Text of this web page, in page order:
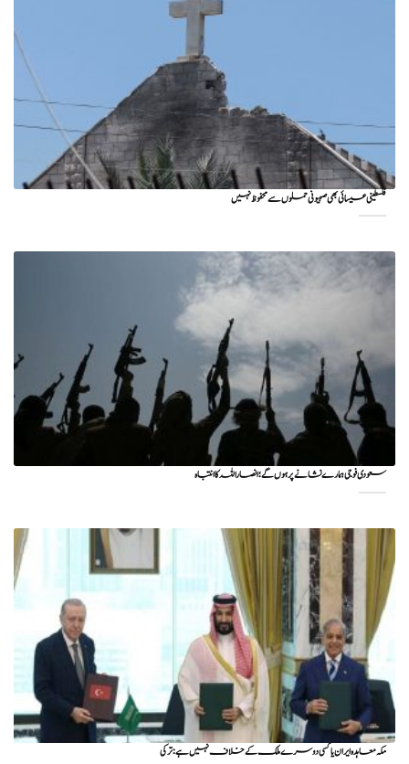
فلسطینی عیسائی بھی صہیونی حملوں سے محفوظ نہیں
سعودی فوجی ہمارے نشانے پر ہوں گے؛ انصاراللہ کا انتباہ
مکہ معاہدہ ایران یا کسی دوسرے ملک کے خلاف نہیں ہے: ترکی